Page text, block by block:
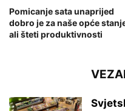
Pomicanje sata unaprijed
dobro je za naše opće
ali šteti produktivnosti